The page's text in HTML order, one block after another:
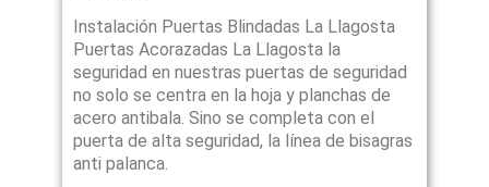
Instalación Puertas Blindadas La Llagosta
Puertas Acorazadas La Llagosta la
seguridad en nuestras puertas de seguridad
no solo se centra en la hoja y planchas de
acero antibala. Sino se completa con el
puerta de alta seguridad, la línea de bisagras
anti palanca.